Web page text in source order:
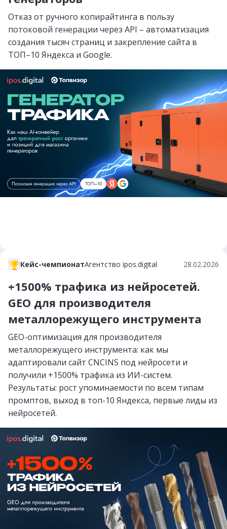
Отказ от ручного копирайтинга в пользу
потоковой генерации через API – автоматизация
создания тысяч страниц и закрепление сайта в
ТОП–10 Яндекса и Google.
Кейс-чемпионатАгентство ipos.digital 28.02.2026
+1500% трафика из нейросетей.
GEO для производителя
металлорежущего инструмента
GEO-оптимизация для производителя
металлорежущего инструмента: как мы
адаптировали сайт CNCINS под нейросети и
получили +1500% трафика из ИИ-систем.
Результаты: рост упоминаемости по всем типам
промптов, выход в топ-10 Яндекса, первые лиды из
нейросетей.